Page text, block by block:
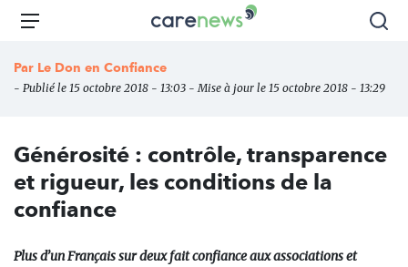
Aller
principal
Carenews,
des
l'engagement
Menu
Par Le Don en Confiance
- Publié le 15 octobre 2018 - 13:03 - Mise à jour le 15 octobre 2018 - 13:29
Générosité : contrôle, transparence
et rigueur, les conditions de la
confiance
Plus d’un Français sur deux fait confiance aux associations et